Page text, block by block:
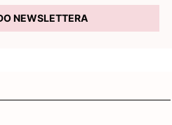
NEWSLETTERA